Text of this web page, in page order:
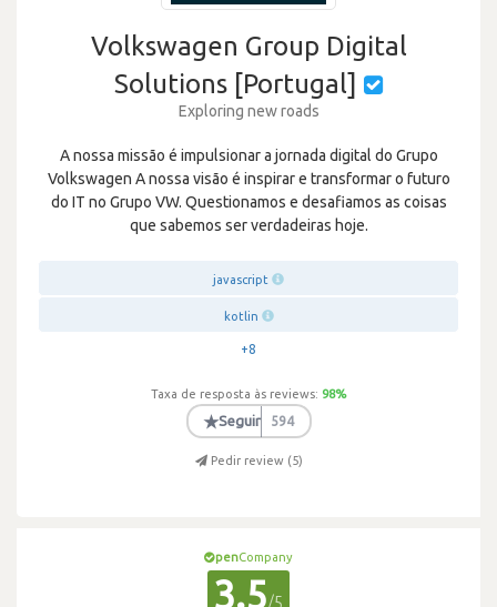
Volkswagen Group Digital
Solutions [Portugal]
Exploring new roads
A nossa missão é impulsionar a jornada digital do Grupo
Volkswagen A nossa visão é inspirar e transformar o futuro
do IT no Grupo VW. Questionamos e desafiamos as coisas
que sabemos ser verdadeiras hoje.
javascript
kotlin
+8
Taxa de resposta às reviews: 98%
★Seguir 594
Pedir review (5)
penCompany
3.5/5